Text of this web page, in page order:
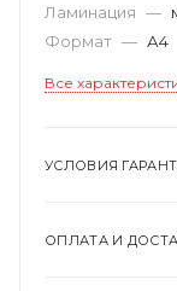
Ламинация —
Формат — А4
Все
УСЛОВИЯ
ОПЛАТА И